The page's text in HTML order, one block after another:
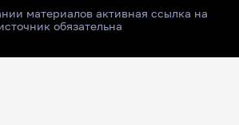
материалов активная ссылка на
обязательна